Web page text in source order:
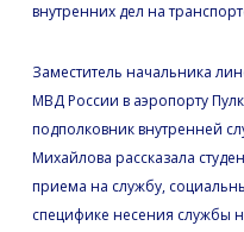
внутренних дел на
Заместитель начальника
МВД России в аэропорту
подполковник внутренней
Михайлова рассказала
приема на службу,
специфике несения службы